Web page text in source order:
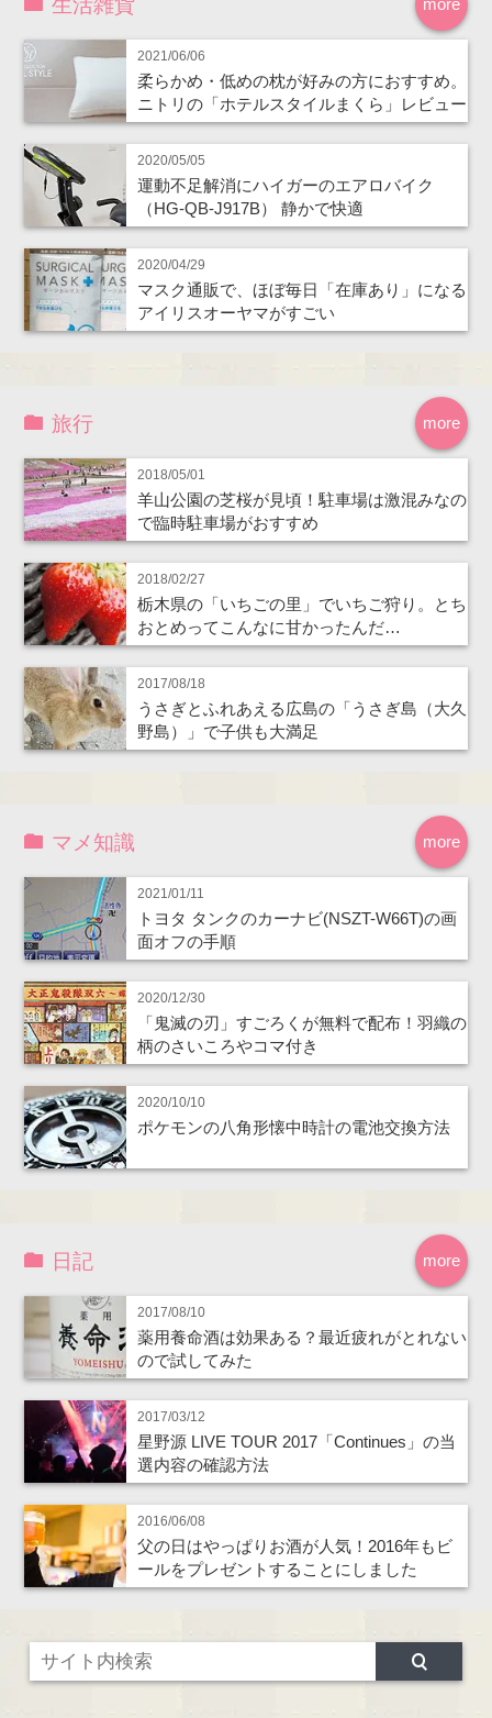
more
生活雑貨
2021/06/06
柔らかめ・低めの枕が好みの方におすすめ。
ニトリの「ホテルスタイルまくら」レビュー
2020/05/05
運動不足解消にハイガーのエアロバイク
（HG-QB-J917B） 静かで快適
2020/04/29
マスク通販で、ほぼ毎日「在庫あり」になる
アイリスオーヤマがすごい
more
旅行
2018/05/01
羊山公園の芝桜が見頃！駐車場は激混みなの
で臨時駐車場がおすすめ
2018/02/27
栃木県の「いちごの里」でいちご狩り。とち
おとめってこんなに甘かったんだ…
2017/08/18
うさぎとふれあえる広島の「うさぎ島（大久
野島）」で子供も大満足
more
マメ知識
2021/01/11
トヨタ タンクのカーナビ(NSZT-W66T)の画
面オフの手順
2020/12/30
「鬼滅の刃」すごろくが無料で配布！羽織の
柄のさいころやコマ付き
2020/10/10
ポケモンの八角形懐中時計の電池交換方法
more
日記
2017/08/10
薬用養命酒は効果ある？最近疲れがとれない
ので試してみた
2017/03/12
星野源 LIVE TOUR 2017「Continues」の当
選内容の確認方法
2016/06/08
父の日はやっぱりお酒が人気！2016年もビ
ールをプレゼントすることにしました